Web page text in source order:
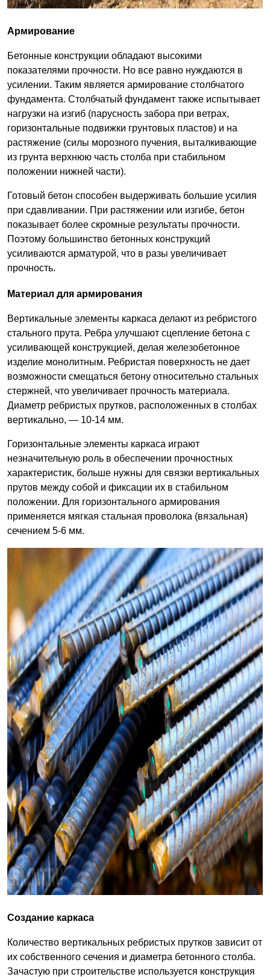
Армирование
Бетонные конструкции обладают высокими
показателями прочности. Но все равно нуждаются в
усилении. Таким является армирование столбчатого
фундамента. Столбчатый фундамент также испытывает
нагрузки на изгиб (парусность забора при ветрах,
горизонтальные подвижки грунтовых пластов) и на
растяжение (силы морозного пучения, выталкивающие
из грунта верхнюю часть столба при стабильном
положении нижней части).
Готовый бетон способен выдерживать большие усилия
при сдавливании. При растяжении или изгибе, бетон
показывает более скромные результаты прочности.
Поэтому большинство бетонных конструкций
усиливаются арматурой, что в разы увеличивает
прочность.
Материал для армирования
Вертикальные элементы каркаса делают из ребристого
стального прута. Ребра улучшают сцепление бетона с
усиливающей конструкцией, делая железобетонное
изделие монолитным. Ребристая поверхность не дает
возможности смещаться бетону относительно стальных
стержней, что увеличивает прочность материала.
Диаметр ребристых прутков, расположенных в столбах
вертикально, — 10-14 мм.
Горизонтальные элементы каркаса играют
незначительную роль в обеспечении прочностных
характеристик, больше нужны для связки вертикальных
прутов между собой и фиксации их в стабильном
положении. Для горизонтального армирования
применяется мягкая стальная проволока (вязальная)
сечением 5-6 мм.
Создание каркаса
Количество вертикальных ребристых прутков зависит от
их собственного сечения и диаметра бетонного столба.
Зачастую при строительстве используется конструкция